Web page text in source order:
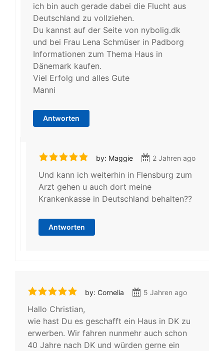
ich bin auch gerade dabei die Flucht aus
Deutschland zu vollziehen.
Du kannst auf der Seite von nybolig.dk
und bei Frau Lena Schmüser in Padborg
Informationen zum Thema Haus in
Dänemark kaufen.
Viel Erfolg und alles Gute
Manni
Antworten
by: Maggie 2 Jahren ago
Und kann ich weiterhin in Flensburg zum
Arzt gehen u auch dort meine
Krankenkasse in Deutschland behalten??
Antworten
by: Cornelia 5 Jahren ago
Hallo Christian,
wie hast Du es geschafft ein Haus in DK zu
erwerben. Wir fahren nunmehr auch schon
40 Jahre nach DK und würden gerne ein